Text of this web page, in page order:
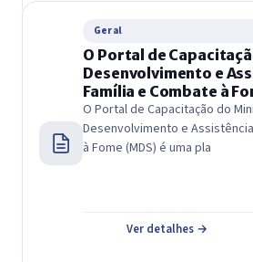
Geral
O Portal de
Desenvolvimento e
Família e Combate à
O Portal de Capacitação do
Desenvolvimento e
à Fome (MDS) é uma pla
Ver detalhes →